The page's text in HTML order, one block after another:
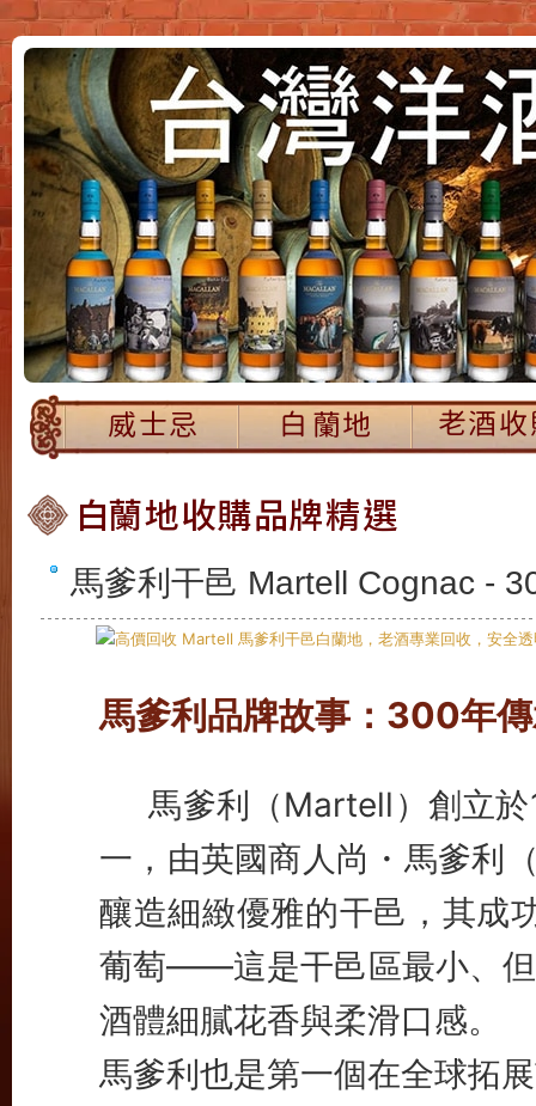
馬爹利干邑 Martell Cognac -
馬爹利品牌故事：300年
馬爹利（Martell）創立
一，由英國商人尚・馬爹利
釀造細緻優雅的干邑，其成
葡萄——這是干邑區最小、
酒體細膩花香與柔滑口感。
馬爹利也是第一個在全球拓